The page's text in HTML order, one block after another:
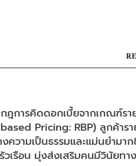
ฎการคิดดอกเบี้ยจากเกณฑ์รา
Pricing: RBP) ลูกค้าร
วามเป็นธรรมและแม่นยำมา
รือน มุ่งส่งเสริมคนมีวินัยทา